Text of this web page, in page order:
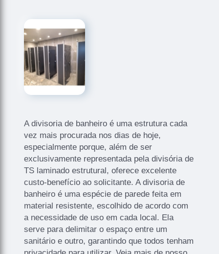
A divisoria de banheiro é uma estrutura cada
vez mais procurada nos dias de hoje,
especialmente porque, além de ser
exclusivamente representada pela divisória de
TS laminado estrutural, oferece excelente
custo-benefício ao solicitante. A divisoria de
banheiro é uma espécie de parede feita em
material resistente, escolhido de acordo com
a necessidade de uso em cada local. Ela
serve para delimitar o espaço entre um
sanitário e outro, garantindo que todos tenham